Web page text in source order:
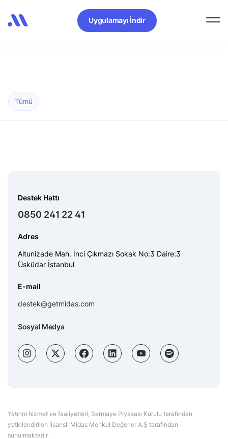
Uygulamayı İndir
Tümü
Destek Hattı
0850 241 22 41
Adres
Altunizade Mah. İnci Çıkmazı Sokak No:3 Daire:3
Üsküdar İstanbul
E-mail
destek@getmidas.com
Sosyal Medya
Yatırım hizmet ve faaliyetleri, Sermaye Piyasası Kurulu tarafından
yetkilendirilen lisanslı Midas Menkul Değerler A.Ş tarafından
sunulmaktadır.